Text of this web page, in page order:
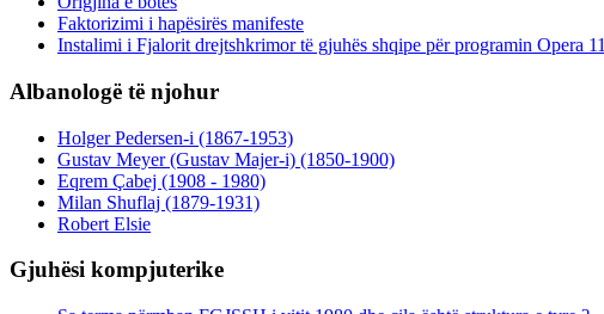
Faktorizimi i hapësirës manifeste
Instalimi i Fjalorit drejtshkrimor të gjuhës shqipe për programin Opera 11
Albanologë të njohur
Holger Pedersen-i (1867-1953)
Gustav Meyer (Gustav Majer-i) (1850-1900)
Eqrem Çabej (1908 - 1980)
Milan Shuflaj (1879-1931)
Robert Elsie
Gjuhësi kompjuterike